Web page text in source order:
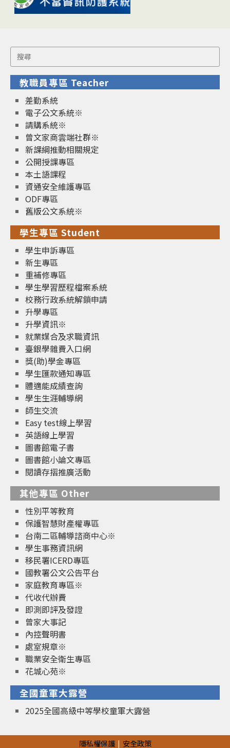
Search
for:
教職員專區 Teacher
差勤系統
電子公文系統※
請購系統※
曾文家商雲端社群※
新課綱推動相關規定
公開授課專區
本土語課程
資通安全維護專區
ODF專區
舊版公文系統※
學生專區 Student
學生申訴專區
新生專區
重補修專區
學生學習歷程檔案系統
校務行政系統解鎖申請
升學專區
升學資訊※
就業媒合及求職資訊
臺銀學雜費入口網
獎(助)學金專區
學生匯款通知專區
體適能成績查詢
學生生涯輔導網
師生交流
Easy test線上學習
英語線上學習
圖書館電子書
圖書館小論文專區
閱讀存摺推廣活動
其他專區 Other
性別平等教育
保護智慧財產權專區
台南二區輔導諮商中心※
學生事務資訊網
移民署ICERD專區
國教署公文公告平台
家庭教育專區※
代收代辦費
即測即評及發證
曾家大事記
內控聲明書
處室規章※
職業安全衛生專區
花城心苑※
全國童軍大露營
2025全國高級中等學校童軍大露營
隱私權保護
安全政策